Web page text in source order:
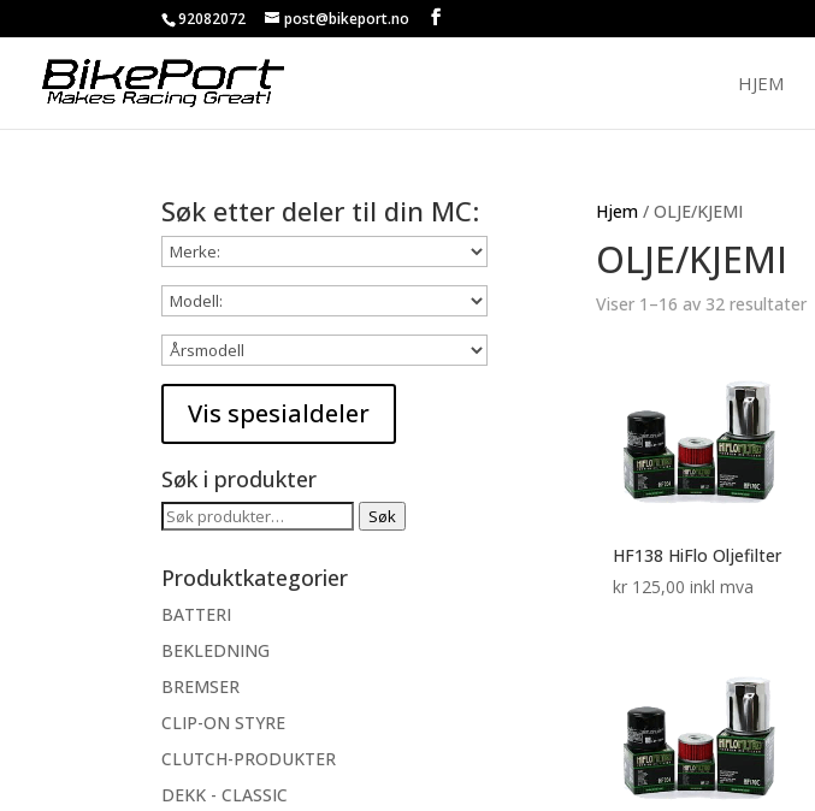
92082072 post@bikeport.no
HJEM
Hjem/ OLJE/KJEMI
OLJE/KJEMI
Viser 1–16 av 32 resultater
HF138 HiFlo Oljefilter
kr125,00 inkl mva
Søk etter deler til din MC:
Søk i produkter
Søk
Søk
Produktkategorier
BATTERI
BEKLEDNING
BREMSER
CLIP-ON STYRE
CLUTCH-PRODUKTER
DEKK - CLASSIC